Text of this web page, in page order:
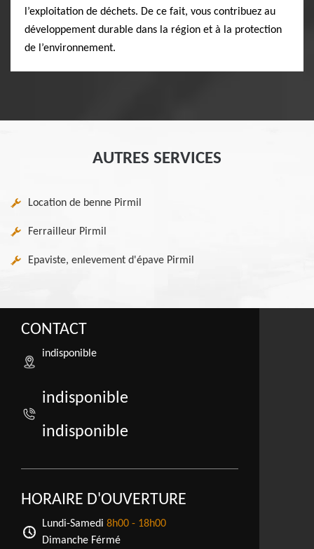
l’exploitation de déchets. De ce fait, vous contribuez au
développement durable dans la région et à la protection
de l’environnement.
AUTRES SERVICES
Location de benne Pirmil
Ferrailleur Pirmil
Epaviste, enlevement d'épave Pirmil
CONTACT
indisponible
indisponible
indisponible
HORAIRE D'OUVERTURE
Lundi-Samedi 8h00 - 18h00
Dimanche Férmé